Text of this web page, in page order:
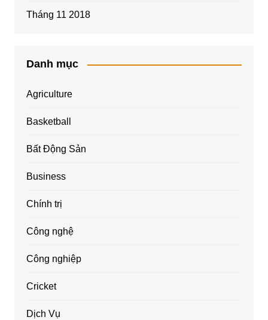
Tháng 11 2018
Danh mục
Agriculture
Basketball
Bất Động Sản
Business
Chính trị
Công nghệ
Công nghiệp
Cricket
Dịch Vụ